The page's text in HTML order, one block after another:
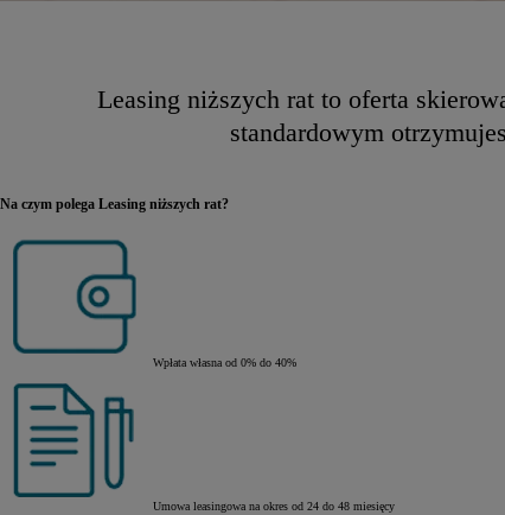
Yaris CrossLeasing niższych rat to oferta
standardowym
Na czym polega Leasing niższych rat?
Wpłata własna od 0% do 40%
Umowa leasingowa na okres od 24 do 48 miesięcy